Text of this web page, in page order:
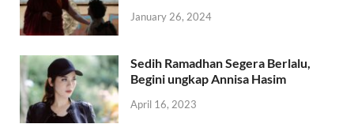
January 26, 2024
Sedih Ramadhan Segera Berlalu,
Begini ungkap Annisa Hasim
April 16, 2023